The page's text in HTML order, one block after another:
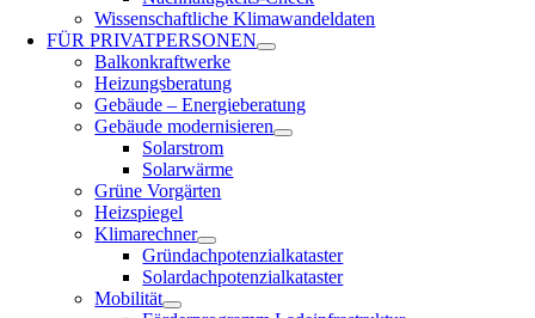
Wissenschaftliche Klimawandeldaten
FÜRPRIVATPERSONEN
Balkonkraftwerke
Heizungsberatung
Gebäude – Energieberatung
Gebäude modernisieren
Solarstrom
Solarwärme
Grüne Vorgärten
Heizspiegel
Klimarechner
Gründachpotenzialkataster
Solardachpotenzialkataster
Mobilität